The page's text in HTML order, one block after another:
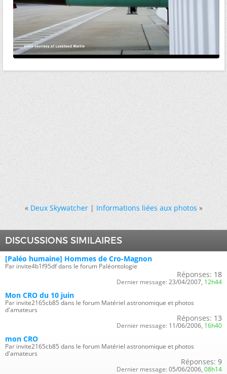
« Deux Skywatcher|Informations liées aux photos »
DISCUSSIONS SIMILAIRES
[Paléo humaine] Hommes de Cro-Magnon
Par invite4b1f95df dans le forum Paléontologie
Réponses: 18
Dernier message: 23/04/2007, 12h44
Mon CRO du 10 juin
Par invite2165cb85 dans le forum Matériel astronomique et photos
d'amateurs
Réponses: 13
Dernier message: 11/06/2006, 16h40
mon CRO
Par invite2165cb85 dans le forum Matériel astronomique et photos
d'amateurs
Réponses: 9
Dernier message: 05/06/2006, 08h14